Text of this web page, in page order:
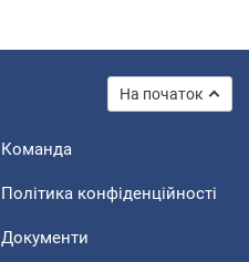
На початок
Команда
Політика конфіденційності
Документи